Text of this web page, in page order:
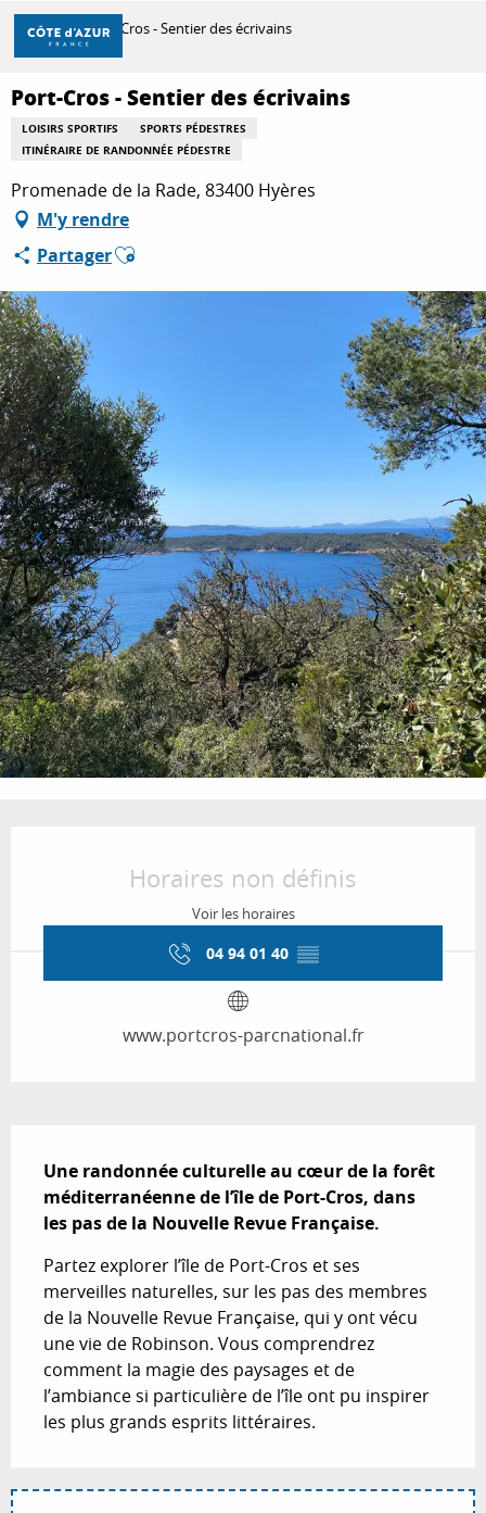
Aller
contenu
principal
DÉCOUVRIR
À FAIRE
SÉJOURNER
Accueil Port-Cros - Sentier des écrivains
Port-Cros - Sentier des écrivains
LOISIRS SPORTIFS
SPORTS PÉDESTRES
ITINÉRAIRE DE RANDONNÉE PÉDESTRE
Promenade de la Rade, 83400 Hyères
M'y rendre
PartagerAjouter aux favoris
Horaires non définis
Voir les horaires
04 94 01 40 ▒▒
www.portcros-parcnational.fr
Une randonnée culturelle au cœur de la forêt
méditerranéenne de l’île de Port-Cros, dans
les pas de la Nouvelle Revue Française.
Partez explorer l’île de Port-Cros et ses
merveilles naturelles, sur les pas des membres
de la Nouvelle Revue Française, qui y ont vécu
une vie de Robinson. Vous comprendrez
comment la magie des paysages et de
l’ambiance si particulière de l’île ont pu inspirer
les plus grands esprits littéraires.